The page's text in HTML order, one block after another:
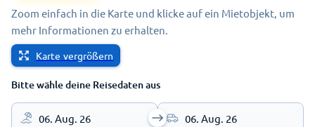
Zoom einfach in die Karte und klicke auf ein Mietobjekt, um
mehr Informationen zu erhalten.
Karte vergrößern
Bitte wähle deine Reisedaten aus
06. Aug. 26 06. Aug. 26